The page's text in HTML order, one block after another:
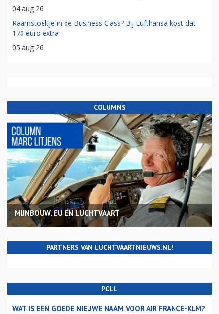
04 aug 26
Raamstoeltje in de Business Class? Bij Lufthansa kost dat
170 euro extra
05 aug 26
COLUMNS
MIJNBOUW, EU EN LUCHTVAART
PARTNERS VAN LUCHTVAARTNIEUWS.NL!
POLL
WAT IS EEN GOEDE NIEUWE NAAM VOOR AIR FRANCE-KLM?